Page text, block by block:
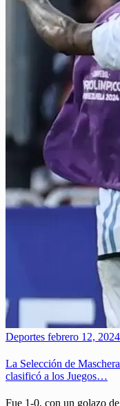
Deportes febrero 12, 2024
La Selección de
clasificó a los Juegos…
Fue 1-0, con un golazo